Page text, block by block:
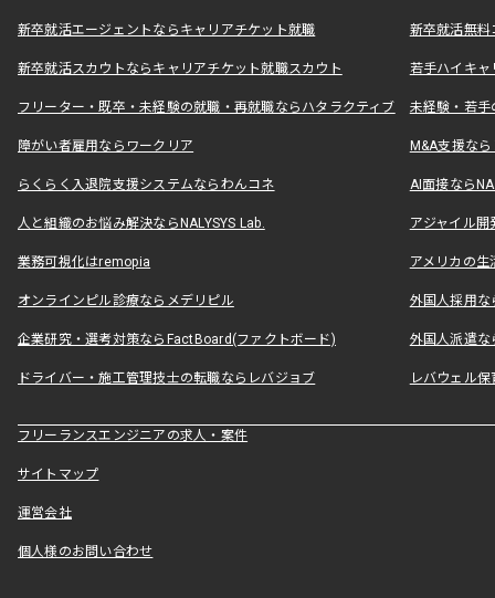
新卒就活エージェントならキャリアチケット就職 新卒就活無料
新卒就活スカウトならキャリアチケット就職スカウト 若手ハイキ
フリーター・既卒・未経験の就職・再就職ならハタラクティブ 未経験・若手
障がい者雇用ならワークリア M&A支援な
らくらく入退院支援システムならわんコネ AI面接なら
人と組織のお悩み解決ならNALYSYS Lab. アジャイル
業務可視化はremopia アメリカの
オンラインピル診療ならメデリピル 外国人採用
企業研究・選考対策ならFactBoard(ファクトボード) 外国人派遣な
ドライバー・施工管理技士の転職ならレバジョブ レバウェル
フリーランスエンジニアの求人・案件
サイトマップ
運営会社
個人様のお問い合わせ